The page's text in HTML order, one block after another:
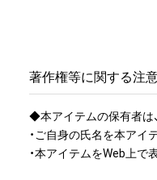
著作権等に関する注
◆本アイテムの保有者は
・ご自身の氏名を本アイ
・本アイテムをWeb上で